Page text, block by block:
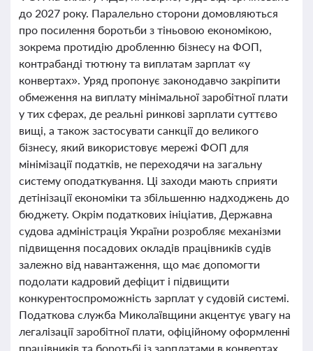
до 2027 року. Паралельно сторони домовляються
про посилення боротьби з тіньовою економікою,
зокрема протидію дробленню бізнесу на ФОП,
контрабанді тютюну та виплатам зарплат «у
конвертах». Уряд пропонує законодавчо закріпити
обмеження на виплату мінімальної заробітної плати
у тих сферах, де реальні ринкові зарплати суттєво
вищі, а також застосувати санкції до великого
бізнесу, який використовує мережі ФОП для
мінімізації податків, не переходячи на загальну
систему оподаткування. Ці заходи мають сприяти
детінізації економіки та збільшенню надходжень до
бюджету. Окрім податкових ініціатив, Державна
судова адміністрація України розробляє механізми
підвищення посадових окладів працівників судів
залежно від навантаження, що має допомогти
подолати кадровий дефіцит і підвищити
конкурентоспроможність зарплат у судовій системі.
Податкова служба Миколаївщини акцентує увагу на
легалізації заробітної плати, офіційному оформленні
працівників та боротьбі із зарплатами в конвертах,